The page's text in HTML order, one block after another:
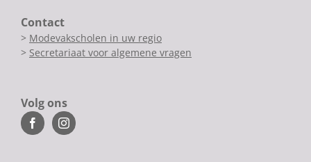
Contact
> Modevakscholen in uw regio
> Secretariaat voor algemene vragen
Volg ons